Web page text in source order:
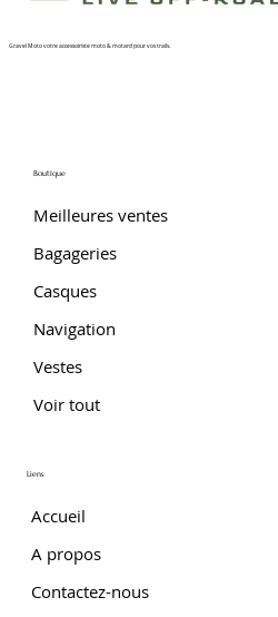
Gravel Moto votre accessoiriste moto & motard pour vos trails.
Boutique
Meilleures ventes
Bagageries
Casques
Navigation
Vestes
Voir tout
Liens
Accueil
A propos
Contactez-nous